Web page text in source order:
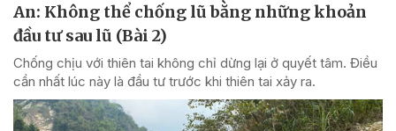
An: Không thể chống lũ bằng những khoản
đầu tư sau lũ (Bài 2)
Chống chịu với thiên tai không chỉ dừng lại ở quyết tâm. Điều
cần nhất lúc này là đầu tư trước khi thiên tai xảy ra.